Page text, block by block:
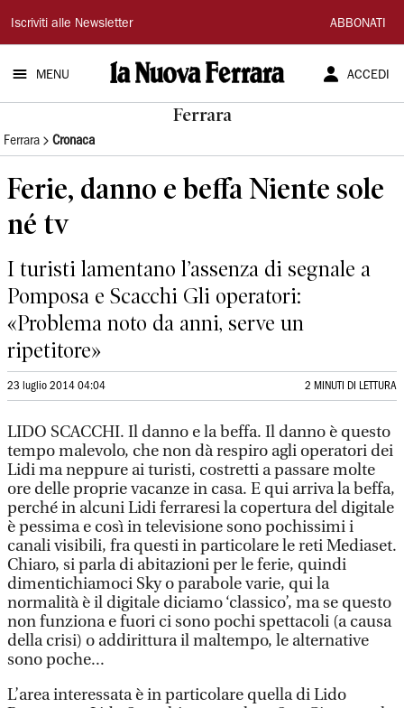
La
Nuova
Ferrara
Iscriviti alle Newsletter ABBONATI
MENU ACCEDI
Ferrara
Ferrara Cronaca
Ferie, danno e beffa Niente sole
né tv
I turisti lamentano l’assenza di segnale a
Pomposa e Scacchi Gli operatori:
«Problema noto da anni, serve un
ripetitore»
23 luglio 2014 04:04 2 MINUTI DI LETTURA
LIDO SCACCHI. Il danno e la beffa. Il danno è questo
tempo malevolo, che non dà respiro agli operatori dei
Lidi ma neppure ai turisti, costretti a passare molte
ore delle proprie vacanze in casa. E qui arriva la beffa,
perché in alcuni Lidi ferraresi la copertura del digitale
è pessima e così in televisione sono pochissimi i
canali visibili, fra questi in particolare le reti Mediaset.
Chiaro, si parla di abitazioni per le ferie, quindi
dimentichiamoci Sky o parabole varie, qui la
normalità è il digitale diciamo ‘classico’, ma se questo
non funziona e fuori ci sono pochi spettacoli (a causa
della crisi) o addirittura il maltempo, le alternative
sono poche...
L’area interessata è in particolare quella di Lido